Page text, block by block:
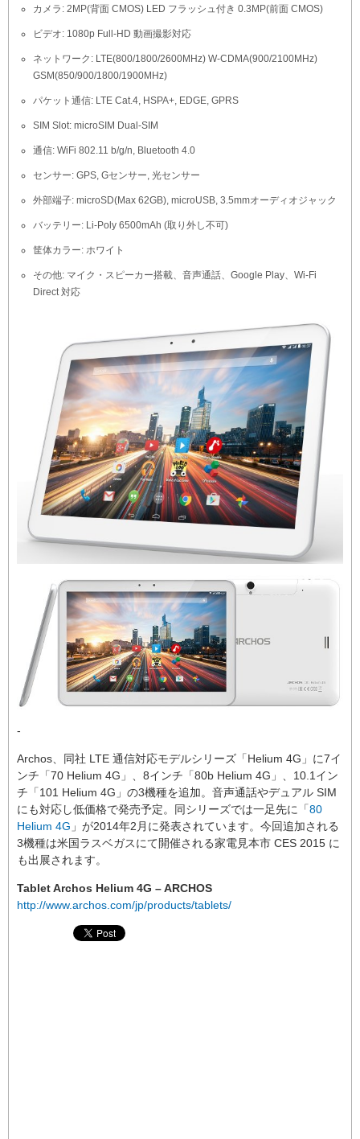
カメラ: 2MP(背面 CMOS) LED フラッシュ付き 0.3MP(前面 CMOS)
ビデオ: 1080p Full-HD 動画撮影対応
ネットワーク: LTE(800/1800/2600MHz) W-CDMA(900/2100MHz)
GSM(850/900/1800/1900MHz)
パケット通信: LTE Cat.4, HSPA+, EDGE, GPRS
SIM Slot: microSIM Dual-SIM
通信: WiFi 802.11 b/g/n, Bluetooth 4.0
センサー: GPS, Gセンサー, 光センサー
外部端子: microSD(Max 62GB), microUSB, 3.5mmオーディオジャック
バッテリー: Li-Poly 6500mAh (取り外し不可)
筐体カラー: ホワイト
その他: マイク・スピーカー搭載、音声通話、Google Play、Wi-Fi
Direct 対応
-
Archos、同社 LTE 通信対応モデルシリーズ「Helium 4G」に7イ
ンチ「70 Helium 4G」、8インチ「80b Helium 4G」、10.1イン
チ「101 Helium 4G」の3機種を追加。音声通話やデュアル SIM
にも対応し低価格で発売予定。同シリーズでは一足先に「80
Helium 4G 」が2014年2月に発表されています。今回追加される
3機種は米国ラスベガスにて開催される家電見本市 CES 2015 に
も出展されます。
Tablet Archos Helium 4G – ARCHOS
http://www.archos.com/jp/products/tablets/